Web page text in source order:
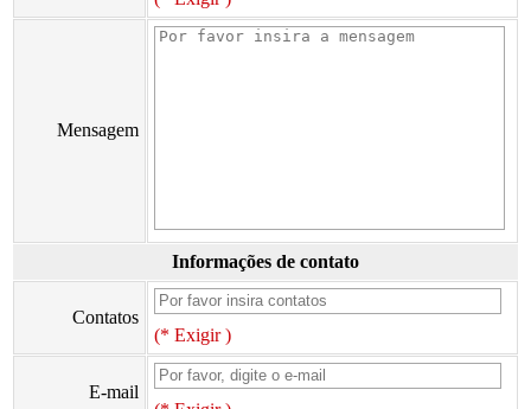
Mensagem
Informações de contato
Contatos
(* Exigir )
E-mail